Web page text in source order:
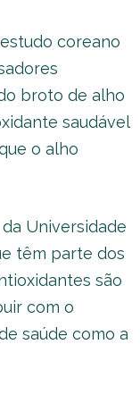
coreano
broto de alho
saudável
o alho
Universidade
têm parte dos
são
com o
saúde como a